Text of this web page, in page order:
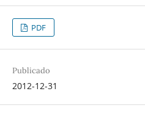
PDF
Publicado
2012-12-31